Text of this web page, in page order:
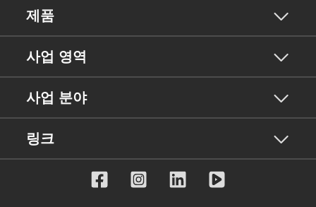
제품
사업 영역
사업 분야
링크